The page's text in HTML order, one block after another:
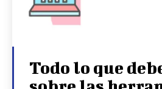
Todo lo que